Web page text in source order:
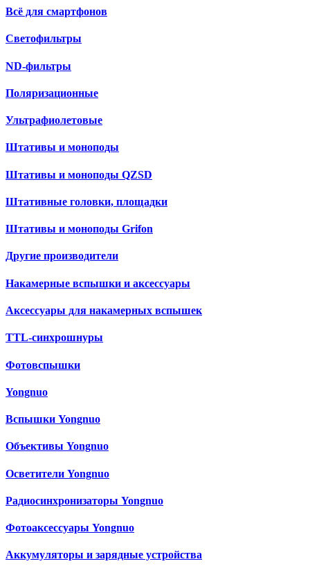
Всё для смартфонов
Светофильтры
ND-фильтры
Поляризационные
Ультрафиолетовые
Штативы и моноподы
Штативы и моноподы QZSD
Штативные головки, площадки
Штативы и моноподы Grifon
Другие производители
Накамерные вспышки и аксессуары
Аксессуары для накамерных вспышек
TTL-синхрошнуры
Фотовспышки
Yongnuo
Вспышки Yongnuo
Объективы Yongnuo
Осветители Yongnuo
Радиосинхронизаторы Yongnuo
Фотоаксессуары Yongnuo
Аккумуляторы и зарядные устройства